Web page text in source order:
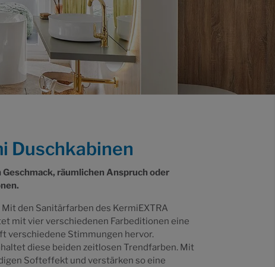
Duschkabinen
räumlichen Anspruch oder
den Sanitärfarben des KermiEXTRA
mit vier verschiedenen Farbeditionen eine
verschiedene Stimmungen hervor.
diese beiden zeitlosen Trendfarben. Mit
Softeffekt und verstärken so eine